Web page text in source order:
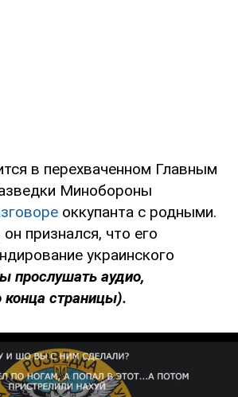
в перехваченном Главным
Минобороны
оккупанта с родными.
признался, что его
украинского
прослушать аудио,
конца страницы).